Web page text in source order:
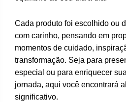
Cada produto foi escolhido ou
com carinho, pensando em
momentos de cuidado,
transformação. Seja para
especial ou para enriquecer
jornada, aqui você encontrará
significativo.